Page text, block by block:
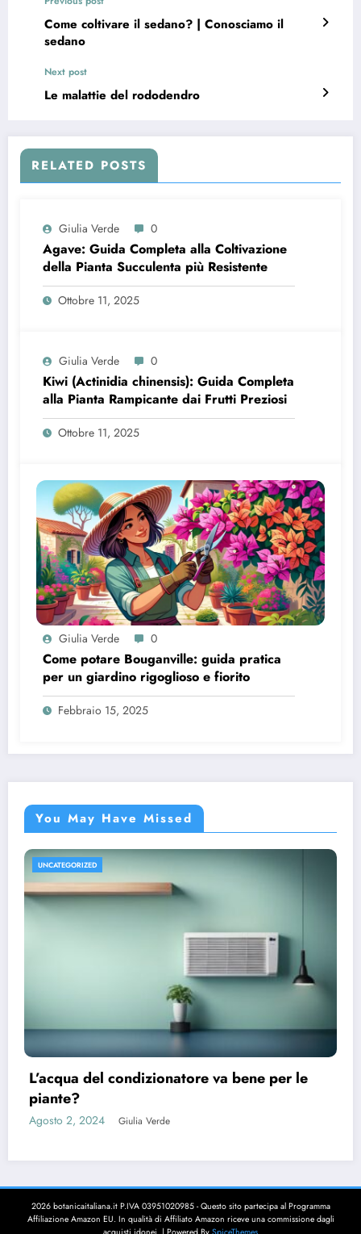
Come coltivare il sedano? | Conosciamo il
sedano
Next post
Le malattie del rododendro
RELATED POSTS
Giulia Verde 0
Agave: Guida Completa alla Coltivazione
della Pianta Succulenta più Resistente
Ottobre 11, 2025
Giulia Verde 0
Kiwi (Actinidia chinensis): Guida Completa
alla Pianta Rampicante dai Frutti Preziosi
Ottobre 11, 2025
Giulia Verde 0
Come potare Bouganville: guida pratica
per un giardino rigoglioso e fiorito
Febbraio 15, 2025
You May Have Missed
UNCATEGORIZED
L’acqua del condizionatore va bene per le
piante?
Agosto 2, 2024 Giulia Verde
2026 botanicaitaliana.it P.IVA 03951020985 - Questo sito partecipa al Programma
Affiliazione Amazon EU. In qualità di Affiliato Amazon riceve una commissione dagli